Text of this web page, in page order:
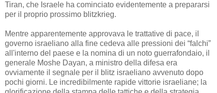
Tiran, che Israele ha cominciato evidentemente a prepararsi
per il proprio prossimo blitzkrieg.
Mentre apparentemente approvava le trattative di pace, il
governo israeliano alla fine cedeva alle pressioni dei “falchi”
all'interno del paese e la nomina di un noto guerrafondaio, il
generale Moshe Dayan, a ministro della difesa era
ovviamente il segnale per il blitz israeliano avvenuto dopo
pochi giorni. Le incredibilmente rapide vittorie israeliane; la